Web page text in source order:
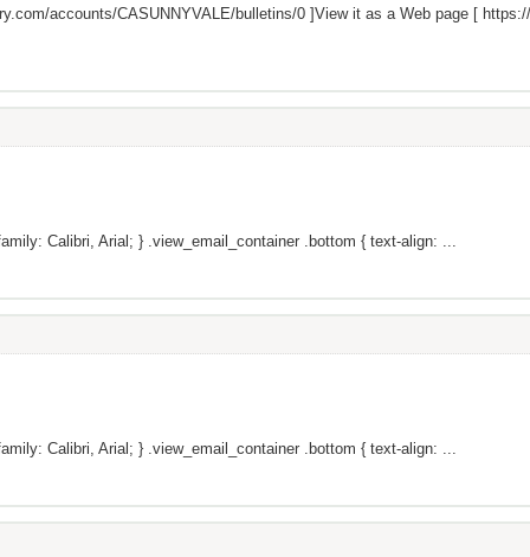
accounts/CASUNNYVALE/bulletins/0 ]View it as a Web page [
Calibri, Arial; } .view_email_container .bottom { text-align: ...
Calibri, Arial; } .view_email_container .bottom { text-align: ...